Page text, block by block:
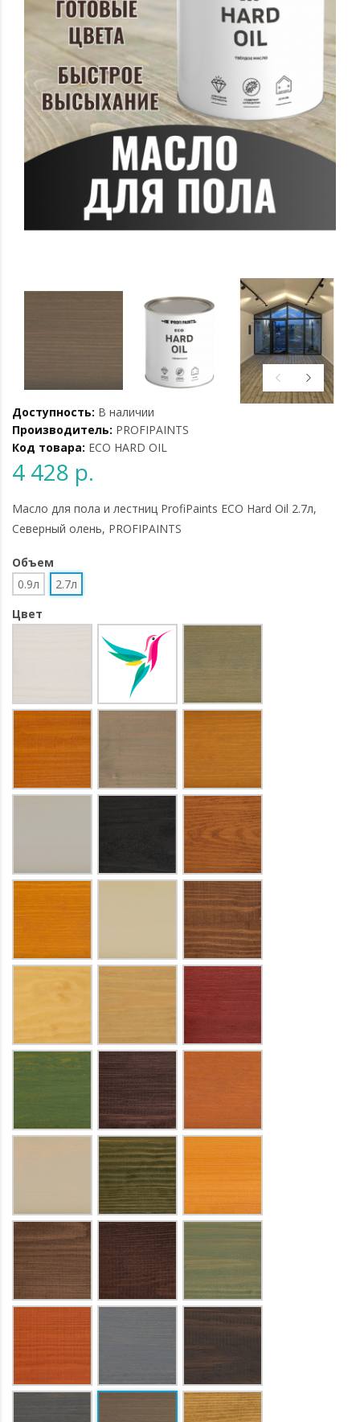
Доступность: В наличии
Производитель: PROFIPAINTS
Код товара: ECO HARD OIL
4 428 р.
Масло для пола и лестниц ProfiPaints ECO Hard Oil 2.7л,
Северный олень, PROFIPAINTS
Объем
0.9л
2.7л
Цвет